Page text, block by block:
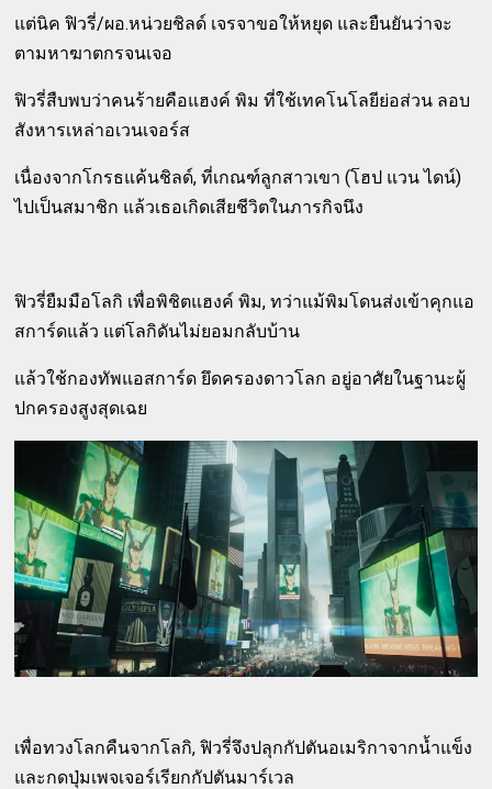
แต่นิค ฟิวรี่/ผอ.หน่วยชิลด์ เจรจาขอให้หยุด และยืนยันว่าจะ
ตามหาฆาตกรจนเจอ
ฟิวรี่สืบพบว่าคนร้ายคือแฮงค์ พิม ที่ใช้เทคโนโลยีย่อส่วน ลอบ
สังหารเหล่าอเวนเจอร์ส
เนื่องจากโกรธแค้นชิลด์, ที่เกณฑ์ลูกสาวเขา (โฮป แวน ไดน์)
ไปเป็นสมาชิก แล้วเธอเกิดเสียชีวิตในภารกิจนึง
ฟิวรี่ยืมมือโลกิ เพื่อพิชิตแฮงค์ พิม, ทว่าแม้พิมโดนส่งเข้าคุกแอ
สการ์ดแล้ว แต่โลกิดันไม่ยอมกลับบ้าน
แล้วใช้กองทัพแอสการ์ด ยึดครองดาวโลก อยู่อาศัยในฐานะผู้
ปกครองสูงสุดเฉย
เพื่อทวงโลกคืนจากโลกิ, ฟิวรี่จึงปลุกกัปตันอเมริกาจากน้ำแข็ง
และกดปุ่มเพจเจอร์เรียกกัปตันมาร์เวล